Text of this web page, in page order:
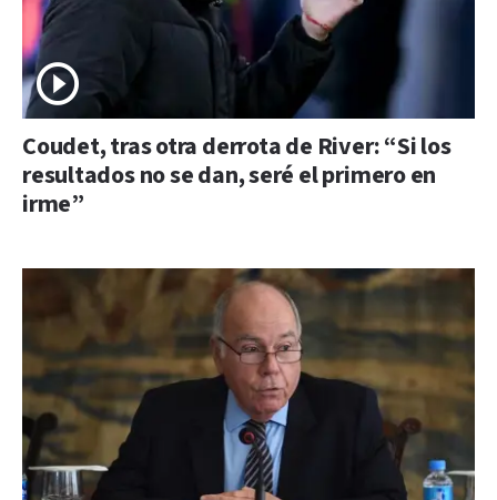
Coudet, tras otra derrota de River: “Si los
resultados no se dan, seré el primero en
irme”